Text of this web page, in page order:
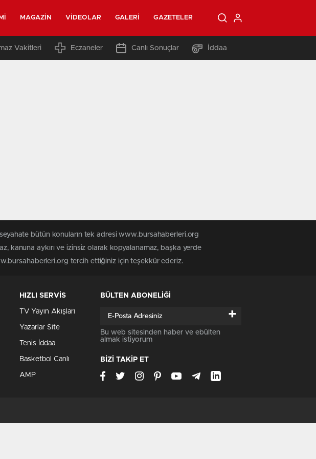
MAGAZIN VIDEOLAR GALERI GAZETELER
Vakitleri Eczaneler Canlı Sonuçlar İddaa
bütün konuların tek adresi www.bursahaberleri.org
kanuna aykırı ve izinsiz olarak kopyalanamaz, başka yerde
tercih ettiğiniz için teşekkür ederiz.
HIZLI SERVİS
TV Yayın Akışları
Yazarlar Site
Tenis İddaa
Basketbol Canlı
AMP
BÜLTEN ABONELİĞİ
+
Bu web sitesinden haber ve ebülten
almak istiyorum
BİZİ TAKİP ET